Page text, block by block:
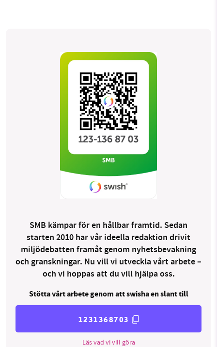
SMB kämpar för en hållbar framtid. Sedan
starten 2010 har vår ideella redaktion drivit
miljödebatten framåt genom nyhetsbevakning
och granskningar. Nu vill vi utveckla vårt arbete –
och vi hoppas att du vill hjälpa oss.
Stötta vårt arbete genom att swisha en slant till
1231368703
Läs vad vi vill göra